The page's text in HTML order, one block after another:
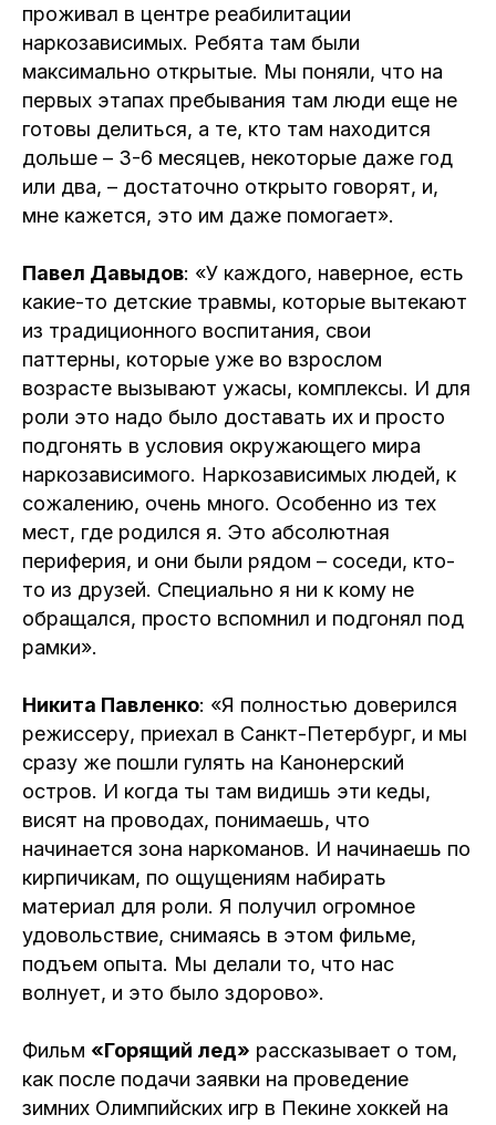
проживал в центре реабилитации
наркозависимых. Ребята там были
максимально открытые. Мы поняли, что на
первых этапах пребывания там люди еще не
готовы делиться, а те, кто там находится
дольше – 3-6 месяцев, некоторые даже год
или два, – достаточно открыто говорят, и,
мне кажется, это им даже помогает».
Павел Давыдов: «У каждого, наверное, есть
какие-то детские травмы, которые вытекают
из традиционного воспитания, свои
паттерны, которые уже во взрослом
возрасте вызывают ужасы, комплексы. И для
роли это надо было доставать их и просто
подгонять в условия окружающего мира
наркозависимого. Наркозависимых людей, к
сожалению, очень много. Особенно из тех
мест, где родился я. Это абсолютная
периферия, и они были рядом – соседи, кто-
то из друзей. Специально я ни к кому не
обращался, просто вспомнил и подгонял под
рамки».
Никита Павленко: «Я полностью доверился
режиссеру, приехал в Санкт-Петербург, и мы
сразу же пошли гулять на Канонерский
остров. И когда ты там видишь эти кеды,
висят на проводах, понимаешь, что
начинается зона наркоманов. И начинаешь по
кирпичикам, по ощущениям набирать
материал для роли. Я получил огромное
удовольствие, снимаясь в этом фильме,
подъем опыта. Мы делали то, что нас
волнует, и это было здорово».
Фильм «Горящий лед» рассказывает о том,
как после подачи заявки на проведение
зимних Олимпийских игр в Пекине хоккей на